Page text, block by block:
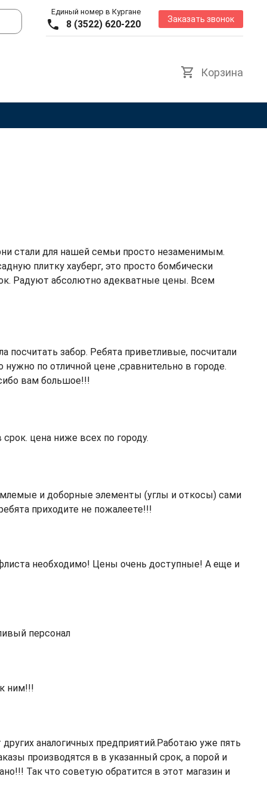
Единый номер в Кургане
8 (3522) 620-220 Заказать звонок
Корзина
стали для нашей семьи просто незаменимым.
плитку хауберг, это просто бомбически
Радуют абсолютно адекватные цены. Всем
посчитать забор. Ребята приветливые, посчитали
по отличной цене ,сравнительно в городе.
вам большое!!!
цена ниже всех по городу.
и доборные элементы (углы и откосы) сами
приходите не пожалеете!!!
необходимо! Цены очень доступные! А еще и
персонал
ним!!!
аналогичных предприятий.Работаю уже пять
производятся в в указанный срок, а порой и
Так что советую обратится в этот магазин и